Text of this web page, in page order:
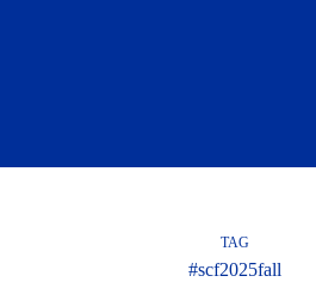
TAG
#scf2025fall